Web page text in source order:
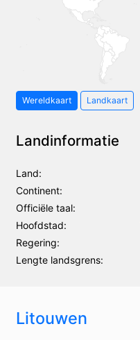
Wereldkaart Landkaart
Landinformatie
Land:
Continent:
Officiële taal:
Hoofdstad:
Regering:
Lengte landsgrens:
Litouwen